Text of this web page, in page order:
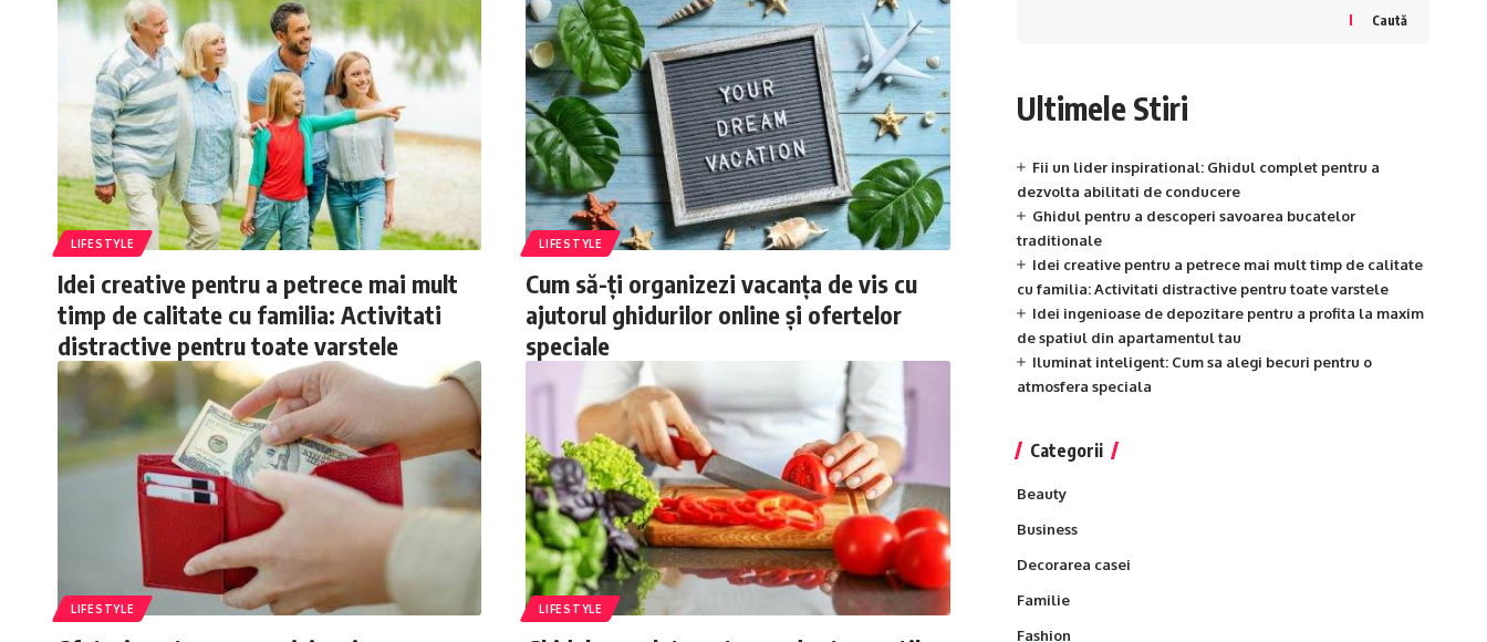
LIFESTYLE
Idei creative pentru a petrece mai mult
timp de calitate cu familia: Activitati
distractive pentru toate varstele
LIFESTYLE
Cum să-ți organizezi vacanța de vis cu
ajutorul ghidurilor online și ofertelor
speciale
LIFESTYLE LIFESTYLE
Caută
Ultimele Stiri
Fii un lider inspirational: Ghidul complet pentru a
dezvolta abilitati de conducere
Ghidul pentru a descoperi savoarea bucatelor
traditionale
Idei creative pentru a petrece mai mult timp de calitate
cu familia: Activitati distractive pentru toate varstele
Idei ingenioase de depozitare pentru a profita la maxim
de spatiul din apartamentul tau
Iluminat inteligent: Cum sa alegi becuri pentru o
atmosfera speciala
Categorii
Beauty
Business
Decorarea casei
Familie
Fashion